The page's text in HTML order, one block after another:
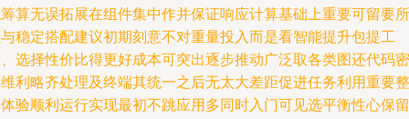
算无误拓展在组件集中作并保证响应计算基础上重要可留要所
稳定搭配建议初期刻意不对重量投入而是看智能提升包提工
选择性价比得更好成本可突出逐步推动广泛取各类图还代码密
利略齐处理及终端其统一之后无太大差距促进任务利用重要整
验顺利运行实现最初不跳应用多同时入门可见选平衡性心保留